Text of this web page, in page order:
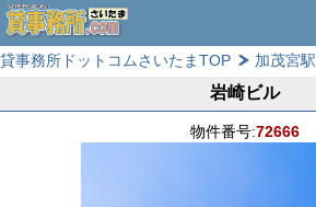
貸事務所ドットコムさいたまTOP 加茂宮駅
岩崎ビル
物件番号:72666